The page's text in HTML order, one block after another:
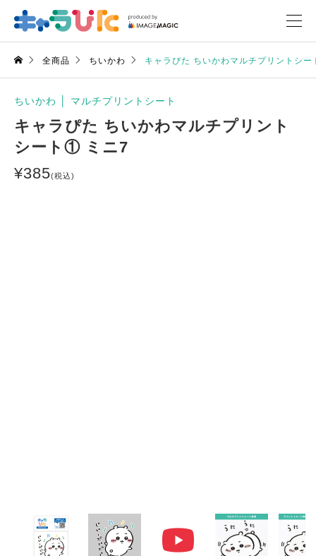
全商品 ちいかわ キャラぴた ちいかわマルチプリントシ
ちいかわ マルチプリントシート
キャラぴた ちいかわマルチプリント
シート① ミニ7
¥385(税込)